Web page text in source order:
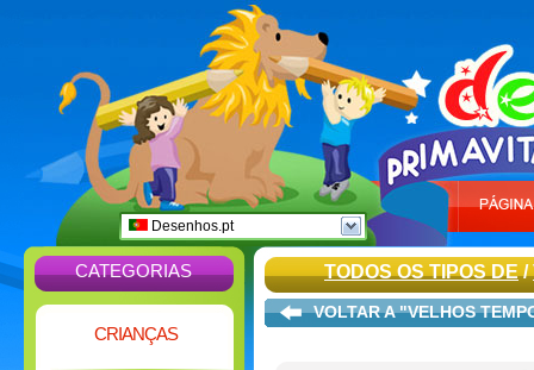
Desenhos.pt
CATEGORIAS
CRIANÇAS
TODOS OS TIPOS DE/
VOLTAR A "VELHOS